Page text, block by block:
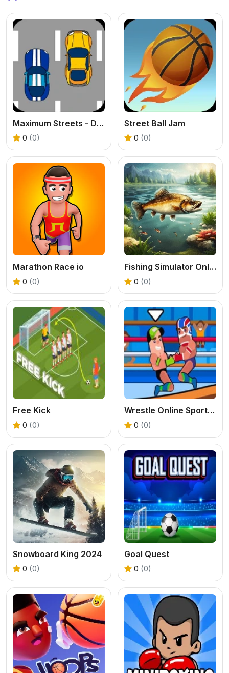
Maximum Streets - Drag Race
0 (0)
Street Ball Jam
0 (0)
Marathon Race io
0 (0)
Fishing Simulator Online
0 (0)
Free Kick
0 (0)
Wrestle Online Sports Game
0 (0)
Snowboard King 2024
0 (0)
Goal Quest
0 (0)